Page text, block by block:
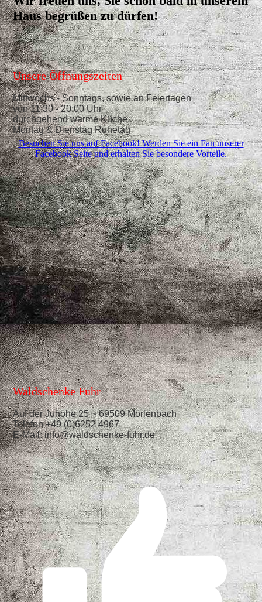
Haus begrüßen zu dürfen!
Unsere Öffnungszeiten
Mittwochs - Sonntags, sowie an Feiertagen
von 11:30 - 20:00 Uhr
durchgehend warme Küche.
Montag & Dienstag Ruhetag
Besuchen Sie uns auf Facebook! Werden Sie ein Fan unserer
Facebook Seite und erhalten Sie besondere Vorteile.
Waldschenke Fuhr
Auf der Juhöhe 25 ~ 69509 Mörlenbach
Telefon +49 (0)6252 4967
E-Mail:info@waldschenke-fuhr.de